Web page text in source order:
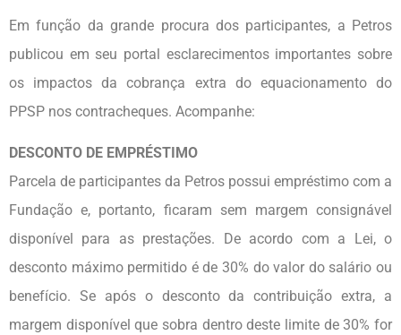
Em função da grande procura dos participantes, a Petros
publicou em seu portal esclarecimentos importantes sobre
os impactos da cobrança extra do equacionamento do
PPSP nos contracheques. Acompanhe:
DESCONTO DE EMPRÉSTIMO
Parcela de participantes da Petros possui empréstimo com a
Fundação e, portanto, ficaram sem margem consignável
disponível para as prestações. De acordo com a Lei, o
desconto máximo permitido é de 30% do valor do salário ou
benefício. Se após o desconto da contribuição extra, a
margem disponível que sobra dentro deste limite de 30% for